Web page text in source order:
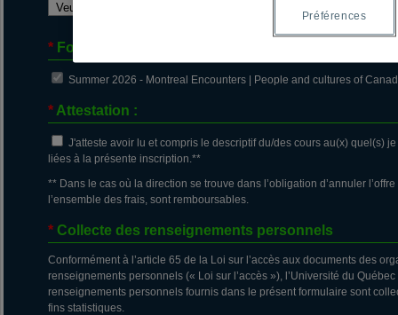
* Formation(s) choisie(s) :
Summer 2026 - Montreal Encounters | People and cultures of
* Attestation :
J'atteste avoir lu et compris le descriptif du/des cours au(x) quel(s)
liées à la présente inscription.**
** Dans le cas où la direction se trouve dans l’obligation d’annuler
l’ensemble des frais, sont remboursables.
* Collecte des renseignements personnels
Conformément à l’article 65 de la Loi sur l’accès aux documents des
renseignements personnels (« Loi sur l’accès »), l’Université du
renseignements personnels fournis dans le présent formulaire sont
fins statistiques.
Préférences